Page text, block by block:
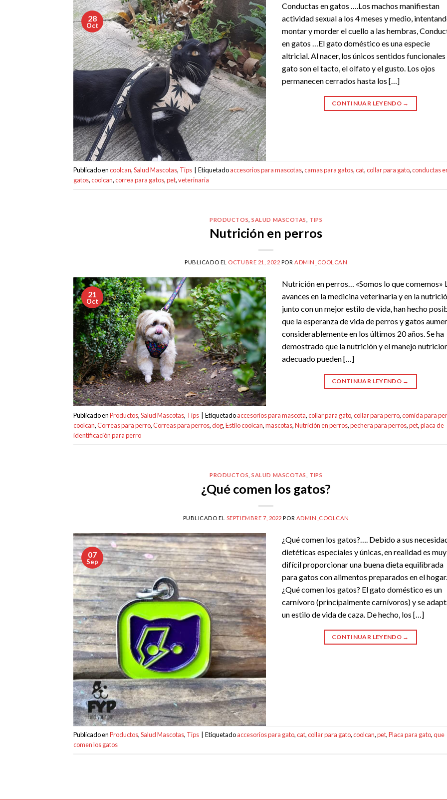
28
Oct
Conductas en gatos ….Los machos manifiestan
actividad sexual a los 4 meses y medio,
montar y morder el cuello a las hembras,
en gatos …El gato doméstico es una especie
altricial. Al nacer, los únicos sentidos
gato son el tacto, el olfato y el gusto. Los ojos
permanecen cerrados hasta los […]
CONTINUAR LEYENDO →
Publicado encoolcan,Salud Mascotas, Tips Etiquetadoaccesorios para mascotas,camas para gatos,cat,collar para gato,conductas
gatos,coolcan,correa para gatos,pet,veterinaria
PRODUCTOS ,SALUD MASCOTAS TIPS
Nutrición en perros
PUBLICADO EL OCTUBRE 21, 2022 PORADMIN_COOLCAN
21
Oct
Nutrición en perros… «Somos lo que comemos»
avances en la medicina veterinaria y en la
junto con un mejor estilo de vida, han hecho
que la esperanza de vida de perros y gatos
considerablemente en los últimos 20 años. Se ha
demostrado que la nutrición y el manejo
adecuado pueden […]
CONTINUAR LEYENDO →
Publicado enProductos,Salud Mascotas, Tips Etiquetadoaccesorios para mascota,collar para gato,collar para perro,comida para
coolcan,Correas para perro,Correas para perros,dog,Estilo coolcan,mascotas,Nutrición en perros,pechera para perros,pet,placa de
identificación para perro
PRODUCTOS ,SALUD MASCOTAS TIPS
¿Qué comen los gatos?
PUBLICADO EL SEPTIEMBRE 7, 2022 POR ADMIN_COOLCAN
07
Sep
¿Qué comen los gatos?…. Debido a sus
dietéticas especiales y únicas, en realidad es muy
difícil proporcionar una buena dieta equilibrada
para gatos con alimentos preparados en el hogar.
¿Qué comen los gatos? El gato doméstico es un
carnívoro (principalmente carnívoros) y se
un estilo de vida de caza. De hecho, los […]
CONTINUAR LEYENDO →
Publicado enProductos,Salud Mascotas, Tips Etiquetadoaccesorios para gato,cat,collar para gato,coolcan,pet,Placa para gato,que
comen los gatos